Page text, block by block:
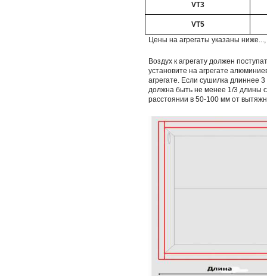
VT3
VT5
Цены на агрегаты указаны
Воздух к агрегату должен
установите на агрегате
агрегате. Если сушилка длиннее
должна быть не менее 1/3 длины
расстоянии в 50-100 мм от